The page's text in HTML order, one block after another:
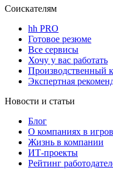
Соискателям
hh PRO
Готовое резюме
Все сервисы
Хочу у вас работать
Производственный
Экспертная
Новости и статьи
Блог
О компаниях в
Жизнь в компании
ИТ-проекты
Рейтинг